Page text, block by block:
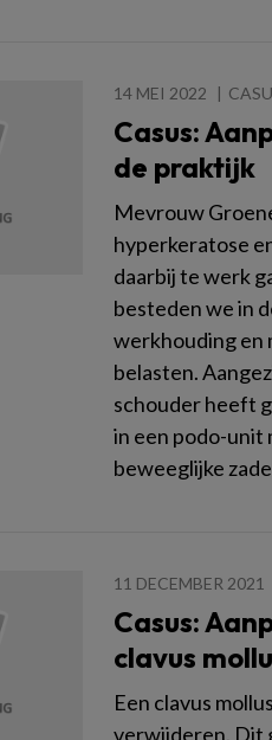
14 MEI 2022
Casus:
de praktijk
Mevrouw
hyperkeratose
daarbij te werk
besteden we in
werkhouding en
belasten.
schouder heeft
in een podo-unit
beweeglijke
11 DECEMBER 2021
Casus:
clavus
Een clavus
verwijderen. Dit